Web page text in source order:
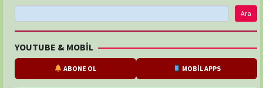
Ara
YOUTUBE & MOBİL
ABONE OL MOBİL APPS